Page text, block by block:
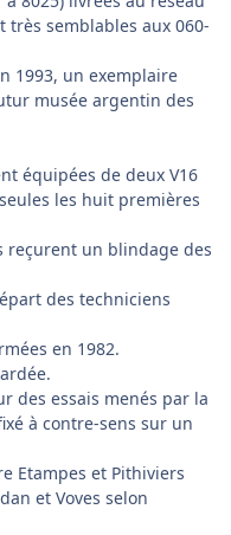
très semblables aux 060-
1993, un exemplaire
musée argentin des
équipées de deux V16
les huit premières
reçurent un blindage des
des techniciens
en 1982.
des essais menés par la
à contre-sens sur un
Etampes et Pithiviers
et Voves selon